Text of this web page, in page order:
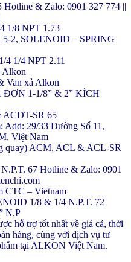
& Zalo: 0901 327 774 ||
1/8 NPT 1.73
5-2, SOLENOID – SPRING
4 1/4 NPT 2.11
Alkon
Van xả Alkon
1-1/8” & 2” KÍCH
ACDT-SR 65
Add: 29/33 Đường Số 11,
Việt Nam
quay) ACM, ACL & ACL-SR
67 Hotline & Zalo: 0901
CTC – Vietnam
1/8 & 1/4 N.P.T. 72
N.P
hỗ trợ tốt nhất về giá cả, thời
hàng, cùng với dịch vụ tư
tại ALKON Việt Nam.